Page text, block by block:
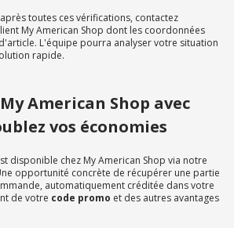
toutes ces vérifications, contactez
My American Shop dont les coordonnées
L'équipe pourra analyser votre situation
rapide.
American Shop avec
vos économies
disponible chez My American Shop via notre
opportunité concrète de récupérer une partie
automatiquement créditée dans votre
de votre code promo et des autres avantages